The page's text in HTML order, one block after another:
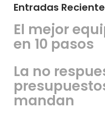
Entradas
El mejor
en 10 pasos
La no
mandan